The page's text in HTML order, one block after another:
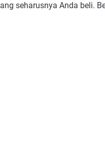
seharusnya Anda beli.